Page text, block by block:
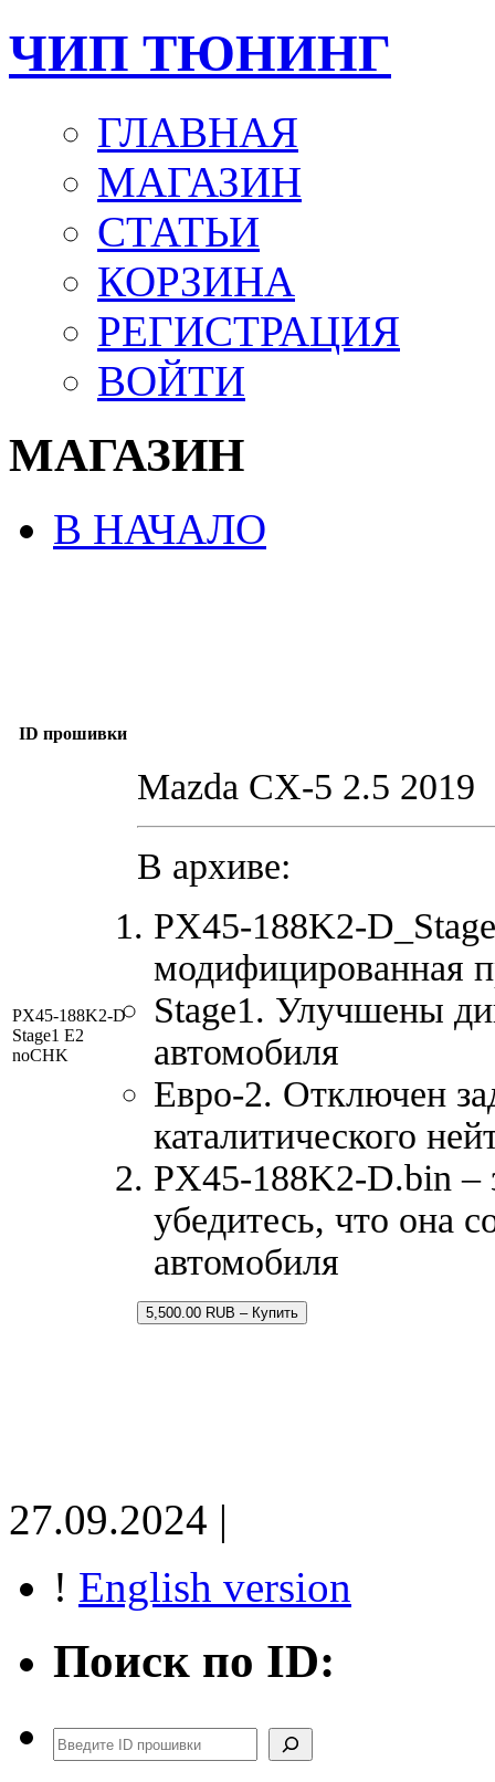
ЧИП ТЮНИНГ
ГЛАВНАЯ
МАГАЗИН
СТАТЬИ
КОРЗИНА
РЕГИСТРАЦИЯ
ВОЙТИ
МАГАЗИН
В НАЧАЛО
ID прошивки
PX45-188K2-D
Stage1 E2
noCHK
Mazda CX-5 2.5 2019
В архиве:
PX45-188K2-
модифицированная
Stage1. Улучшены
автомобиля
Евро-2. Отключен
каталитического
PX45-188K2-D.bin –
убедитесь, что она
автомобиля
5,500.00 RUB – Купить
27.09.2024 |
! English version
Поиск по ID:
Поиск